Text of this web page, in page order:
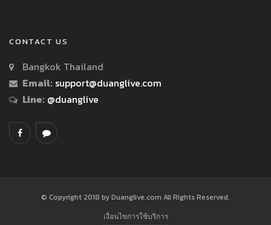
CONTACT US
Bangkok Thailand
Email: support@duanglive.com
Line: @duanglive
© Copyright 2018 by Duanglive.com All Rights Reserved.
เงื่อนไขการใช้บริการ